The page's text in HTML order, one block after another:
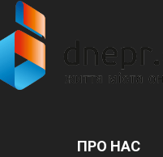
ПРО НАС